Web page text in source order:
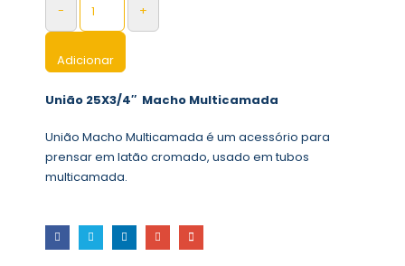
- +
Adicionar
União 25X3/4″ Macho Multicamada
União Macho Multicamada é um acessório para
prensar em latão cromado, usado em tubos
multicamada.